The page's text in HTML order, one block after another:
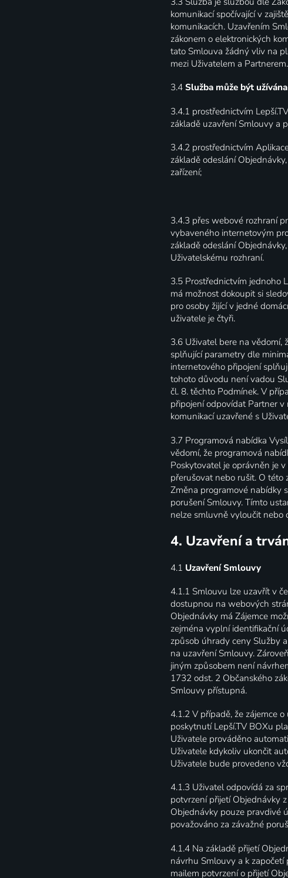
komunikací spočívající v
komunikacích. Uzavřením
zákonem o elektronických
tato Smlouva žádný vliv na
mezi Uživatelem a Partnerem.
3.4Služba může být
3.4.1 prostřednictvím
základě uzavření Smlouvy a
3.4.2prostřednictvím
základě odeslání
zařízení;
3.4.3 přes webové rozhraní
vybaveného internetovým
základě odeslání
Uživatelskému rozhraní.
3.5Prostřednictvím jednoho
má možnost dokoupit si
pro osoby žijící v jedné
uživatele je čtyři.
3.6Uživatel bere na vědomí,
splňující parametry dle
internetového připojení
tohoto důvodu není vadou
čl. 8. těchto Podmínek. V
připojení odpovídat Partner
komunikací uzavřené s
3.7 Programová nabídka
vědomí, že programová
Poskytovatel je oprávněn je
přerušovat nebo rušit. O
Změna programové nabídky
porušení Smlouvy. Tímto
nelze smluvně vyloučit nebo
4. Uzavření a
4.1 Uzavření Smlouvy
4.1.1 Smlouvu lze uzavřít v
dostupnou na webových
Objednávky má Zájemce
zejména vyplní identifikační
způsob úhrady ceny Služby
na uzavření Smlouvy.
jiným způsobem není
1732 odst. 2 Občanského
Smlouvy přístupná.
4.1.2V případě, že zájemce
poskytnutí Lepší.TV BOXu
Uživatele prováděno
Uživatele kdykoliv ukončit
Uživatele bude provedeno
4.1.3 Uživatel odpovídá za
potvrzení přijetí Objednávky
Objednávky pouze pravdivé
považováno za závažné
4.1.4Na základě přijetí
návrhu Smlouvy a k
mailem potvrzení o přijetí